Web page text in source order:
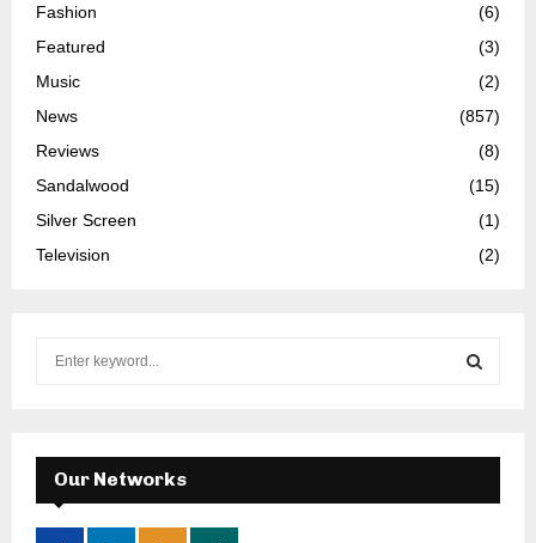
Fashion
(6)
Featured
(3)
Music
(2)
News
(857)
Reviews
(8)
Sandalwood
(15)
Silver Screen
(1)
Television
(2)
f
o
E
A
Our Networks